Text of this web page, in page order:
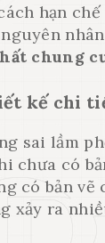
hạn chế
chung
kế chi
sai lầm
chưa có
có bản vẽ
xảy ra